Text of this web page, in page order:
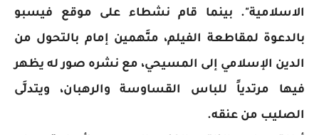
الاسلامية". بينما قام نشطاء على موقع فيسبو
بالدعوة لمقاطعة الفيلم، متَّهمين إمام بالتحول من
الدين الإسلامي إلى المسيحي، مع نشره صور له يظهر
فيها مرتدياً للباس القساوسة والرهبان، ويتدلَّى
الصليب من عنقه.